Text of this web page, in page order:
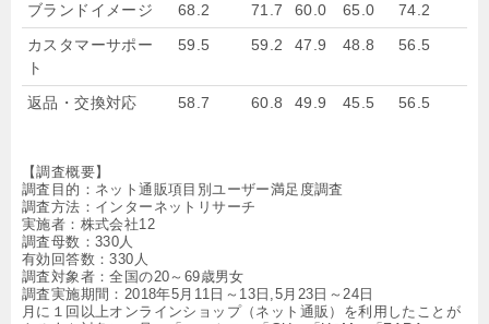
ブランドイメージ 68.2 71.7 60.0 65.0
74.2
カスタマーサポー
ト
59.5 59.2 47.9 48.8 56.5
返品・交換対応 58.7 60.8 49.9 45.5 56.5
【調査概要】
調査目的：ネット通販項目別ユーザー満足度調査
調査方法：インターネットリサーチ
実施者：株式会社12
調査母数：330人
有効回答数：330人
調査対象者：全国の20～69歳男女
調査実施期間：2018年5月11日～13日,5月23日～24日
月に１回以上オンラインショップ（ネット通販）を利用したことが